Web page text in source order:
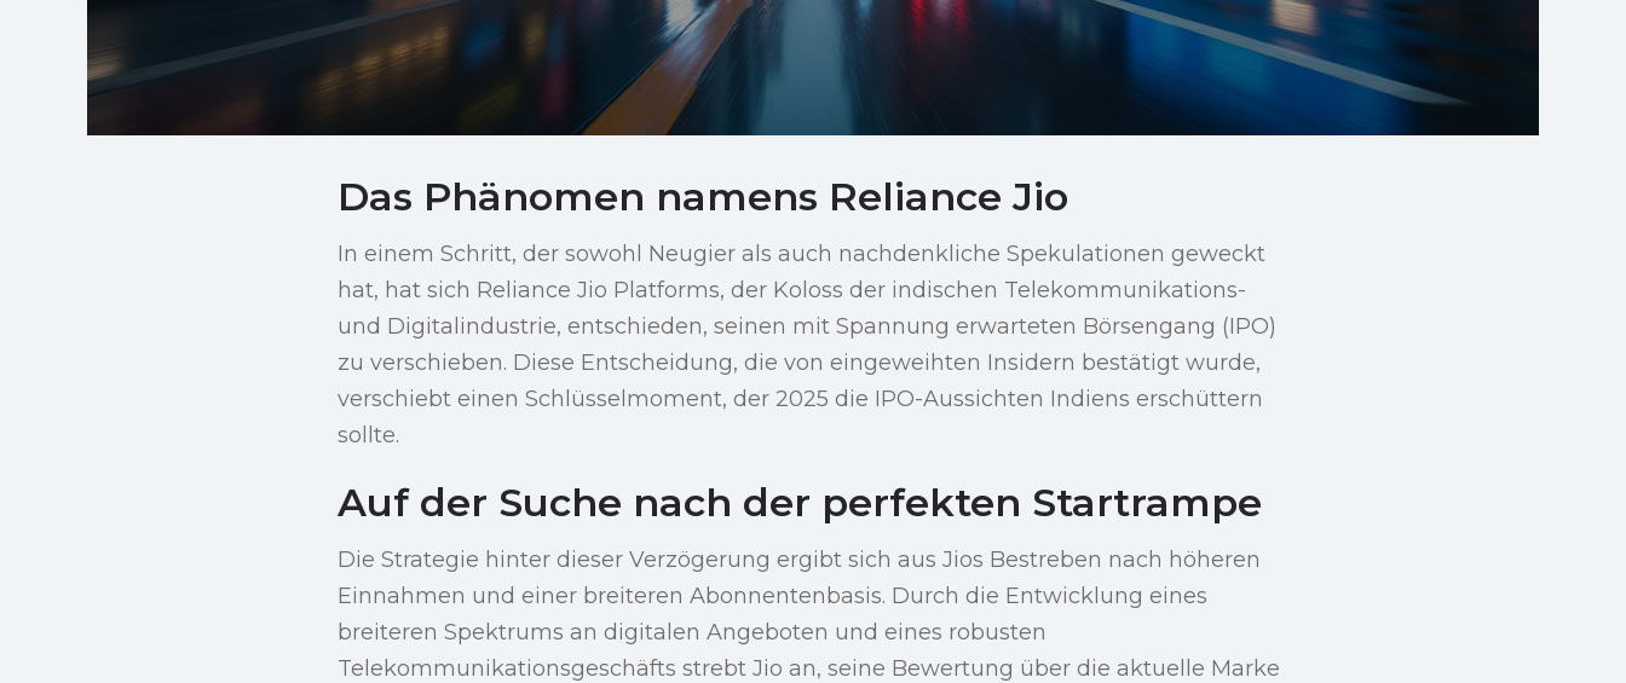
Das Phänomen namens Reliance Jio
In einem Schritt, der sowohl Neugier als auch nachdenkliche Spekulationen geweckt
hat, hat sich Reliance Jio Platforms, der Koloss der indischen Telekommunikations-
und Digitalindustrie, entschieden, seinen mit Spannung erwarteten Börsengang (IPO)
zu verschieben. Diese Entscheidung, die von eingeweihten Insidern bestätigt wurde,
verschiebt einen Schlüsselmoment, der 2025 die IPO-Aussichten Indiens erschüttern
sollte.
Auf der Suche nach der perfekten Startrampe
Die Strategie hinter dieser Verzögerung ergibt sich aus Jios Bestreben nach höheren
Einnahmen und einer breiteren Abonnentenbasis. Durch die Entwicklung eines
breiteren Spektrums an digitalen Angeboten und eines robusten
Telekommunikationsgeschäfts strebt Jio an, seine Bewertung über die aktuelle Marke